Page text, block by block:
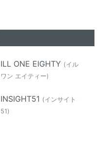
ILL ONE EIGHTY (イル
ワン エイティー)
INSIGHT51 (インサイト
51)